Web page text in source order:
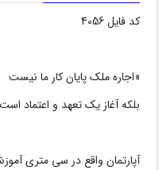
کد فایل 4056
«اجاره ملک پایان کار ما نیست
بلکه آغاز یک تعهد و اعتماد
آپارتمان واقع در سی متری